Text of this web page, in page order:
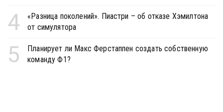
4
«Разница поколений». Пиастри – об отказе Хэмилтона
от симулятора
5
Планирует ли Макс Ферстаппен создать собственную
команду Ф1?